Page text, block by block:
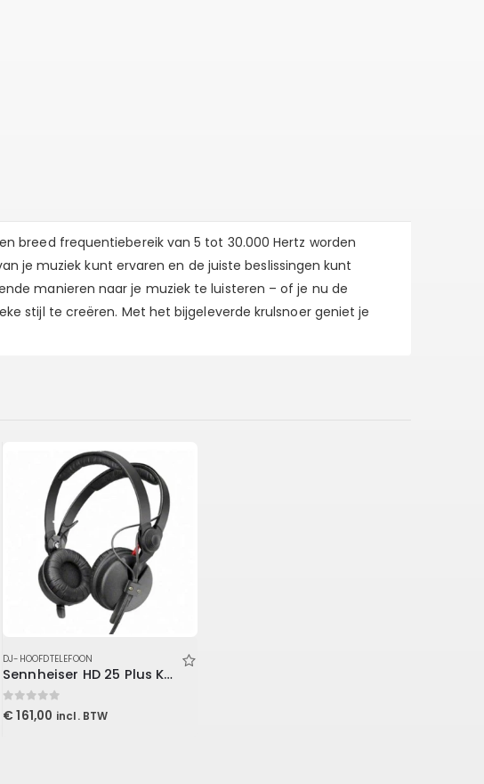
breed frequentiebereik van 5 tot 30.000 Hertz worden
je muziek kunt ervaren en de juiste beslissingen kunt
manieren naar je muziek te luisteren – of je nu de
stijl te creëren. Met het bijgeleverde krulsnoer geniet je
DJ-HOOFDTELEFOON
Sennheiser HD 25 Plus Koptelefoon
0out of 5
€ 161,00 incl. BTW